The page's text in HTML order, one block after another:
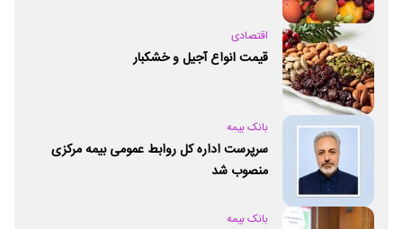
اقتصادی
قیمت انواع آجیل و خشکبار
بانک بیمه
سرپرست اداره کل روابط عمومی بیمه مرکزی
منصوب شد
بانک بیمه